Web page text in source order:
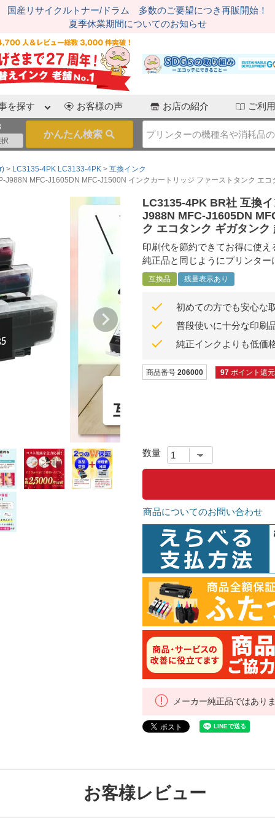
国産リサイクルトナー/ドラム 多数のご要望につき再販開始！
夏季休業期間についてのお知らせ
を探す お客様の声 お店の紹介 ご利
LC3135-4PK LC3133-4PK
互換インク
MFC-J1605DN MFC-J1500N インクカートリッジ ファーストタンク エコ
LC3135-4PK BR社 互換
J988N MFC-J1605DN
ク エコタンク ギガタンク
印刷代を節約できてお得に使え
純正品と同じようにプリンター
互換品 残量表示あり
初めての方でも安心な
普段使いに十分な印刷
純正インクよりも低価
商品番号 206000 97 ポイント還元
商品についてのお問い合わせ
メーカー純正品ではあり
お客様レビュー